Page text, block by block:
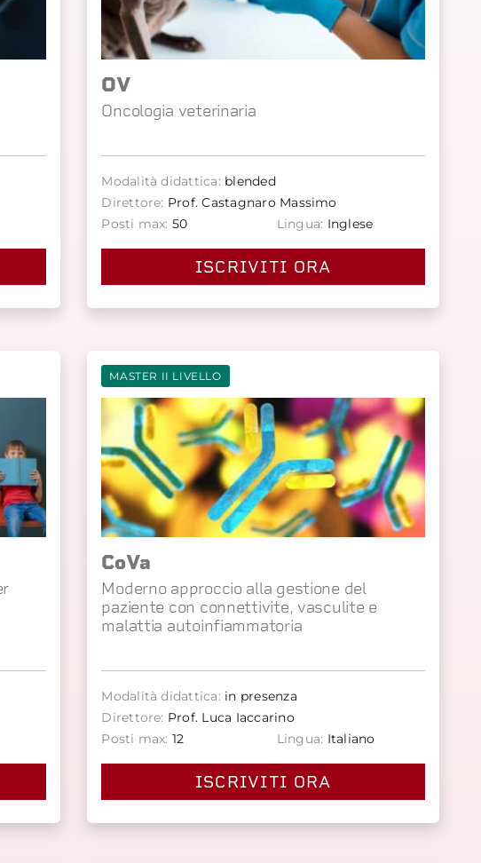
OV
Oncologia veterinaria
Modalità didattica: blended
Direttore: Prof. Castagnaro Massimo
Posti max: 50 Lingua: Inglese
ISCRIVITI ORA
MASTER II LIVELLO
CoVa
Moderno approccio alla gestione del
paziente con connettivite, vasculite e
malattia autoinfiammatoria
Modalità didattica: in presenza
Direttore: Prof. Luca Iaccarino
Posti max: 12 Lingua: Italiano
ISCRIVITI ORA